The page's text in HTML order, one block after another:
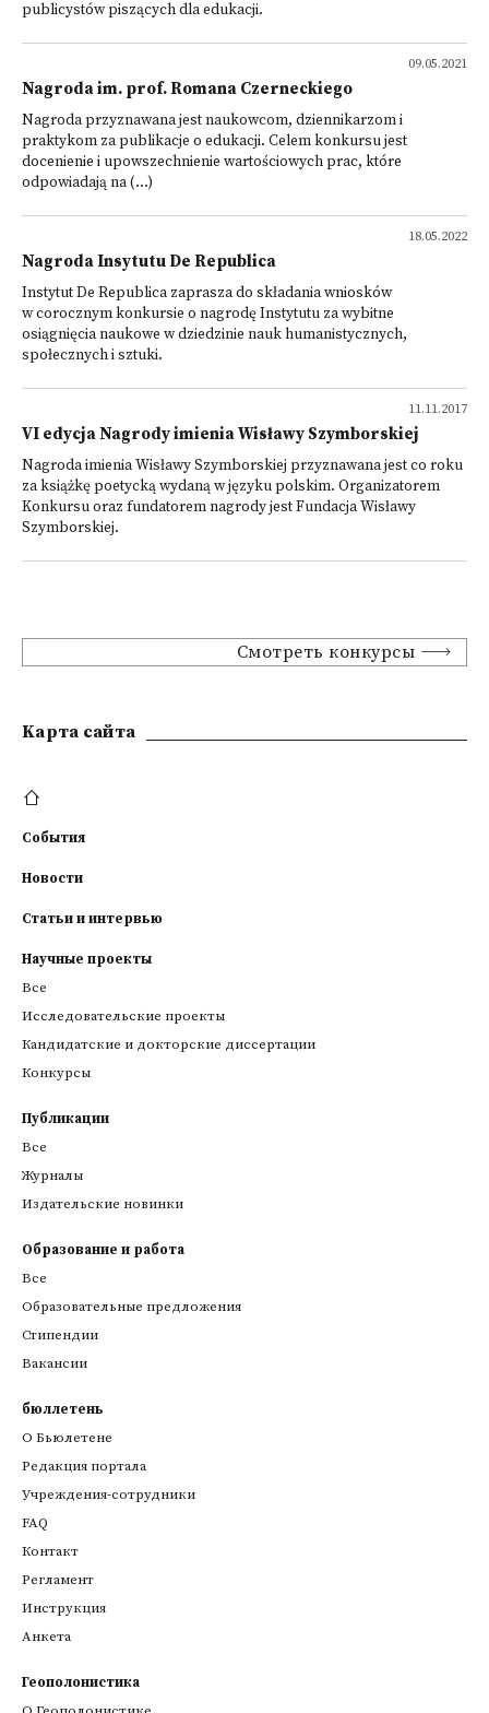
publicystów piszących dla edukacji.
09.05.2021
Nagroda im. prof. Romana Czerneckiego
Nagroda przyznawana jest naukowcom, dziennikarzom i
praktykom za publikacje o edukacji. Celem konkursu jest
docenienie i upowszechnienie wartościowych prac, które
odpowiadają na (...)
18.05.2022
Nagroda Insytutu De Republica
Instytut De Republica zaprasza do składania wniosków
w corocznym konkursie o nagrodę Instytutu za wybitne
osiągnięcia naukowe w dziedzinie nauk humanistycznych,
społecznych i sztuki.
11.11.2017
VI edycja Nagrody imienia Wisławy Szymborskiej
Nagroda imienia Wisławy Szymborskiej przyznawana jest co roku
za książkę poetycką wydaną w języku polskim. Organizatorem
Konkursu oraz fundatorem nagrody jest Fundacja Wisławy
Szymborskiej.
Смотреть конкурсы
Kарта сайта
События
Новости
Статьи и интервью
Научные проекты
Все
Исследовательские проекты
Кандидатские и докторские диссертации
Конкурсы
Публикации
Все
Журналы
Издательские новинки
Образование и работа
Все
Образовательные предложения
Стипендии
Вакансии
бюллетень
О Бьюлетене
Редакция портала
Учреждения-сотрудники
FAQ
Контакт
Регламент
Инструкция
Анкета
Геополонистика